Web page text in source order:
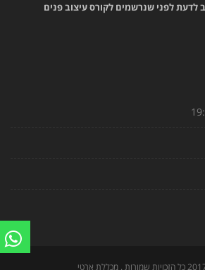
לפני שנרשמים לקורס עיצוב פנים
כל הזכויות שמורות . מכללת ארטי